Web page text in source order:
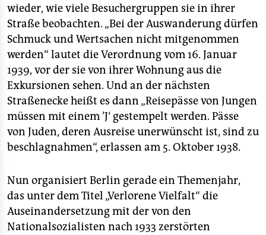
wieder, wie viele Besuchergruppen sie in ihrer
Straße beobachten. „Bei der Auswanderung dürfen
Schmuck und Wertsachen nicht mitgenommen
werden“ lautet die Verordnung vom 16. Januar
1939, vor der sie von ihrer Wohnung aus die
Exkursionen sehen. Und an der nächsten
Straßenecke heißt es dann „Reisepässe von Jungen
müssen mit einem ’J‘ gestempelt werden. Pässe
von Juden, deren Ausreise unerwünscht ist, sind zu
beschlagnahmen“, erlassen am 5. Oktober 1938.
Nun organisiert Berlin gerade ein Themenjahr,
das unter dem Titel „Verlorene Vielfalt“ die
Auseinandersetzung mit der von den
Nationalsozialisten nach 1933 zerstörten